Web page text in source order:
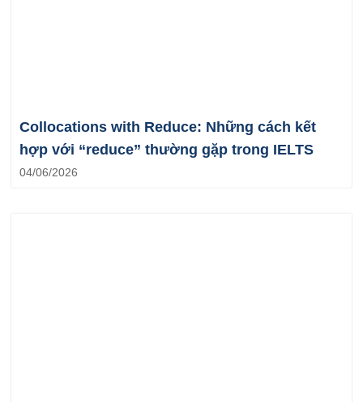
Collocations with Reduce: Những cách kết
hợp với “reduce” thường gặp trong IELTS
04/06/2026